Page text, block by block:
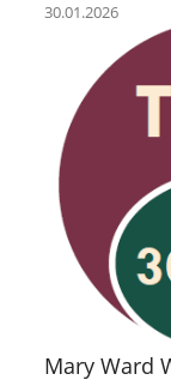
30.01.2026
Mary Ward